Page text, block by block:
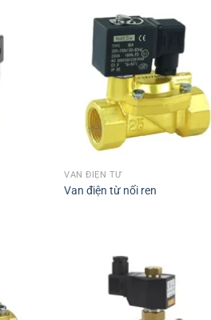
VAN ĐIỆN TỪ
Van điện từ nối ren